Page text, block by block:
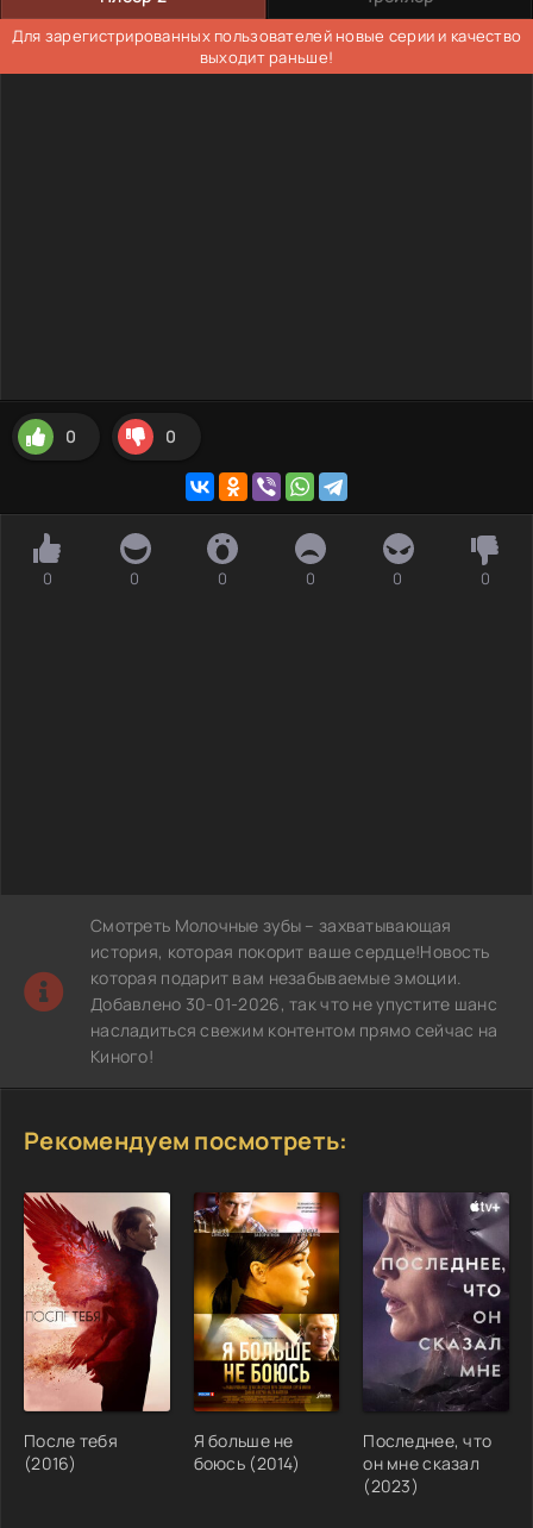
Для зарегистрированных пользователей новые серии и качество
выходит раньше!
0 0
0 0 0 0 0 0
Смотреть Молочные зубы – захватывающая
история, которая покорит ваше сердце!Новость
которая подарит вам незабываемые эмоции.
Добавлено 30-01-2026, так что не упустите шанс
насладиться свежим контентом прямо сейчас на
Киного!
Рекомендуем посмотреть:
После тебя
(2016)
Я больше не
боюсь (2014)
Последнее, что
он мне сказал
(2023)